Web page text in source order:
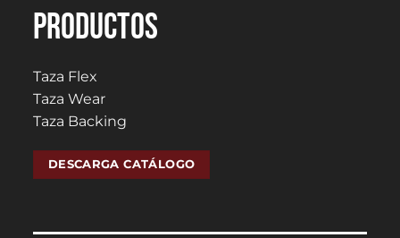
PRODUCTOS
Taza Flex
Taza Wear
Taza Backing
DESCARGA CATÁLOGO